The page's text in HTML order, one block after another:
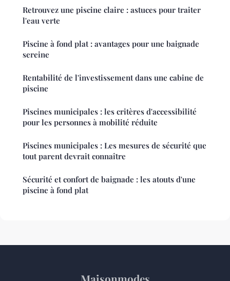
Retrouvez une piscine claire : astuces pour traiter
l'eau verte
Piscine à fond plat : avantages pour une baignade
sereine
Rentabilité de l'investissement dans une cabine de
piscine
Piscines municipales : les critères d'accessibilité
pour les personnes à mobilité réduite
Piscines municipales : Les mesures de sécurité que
tout parent devrait connaître
Sécurité et confort de baignade : les atouts d'une
piscine à fond plat